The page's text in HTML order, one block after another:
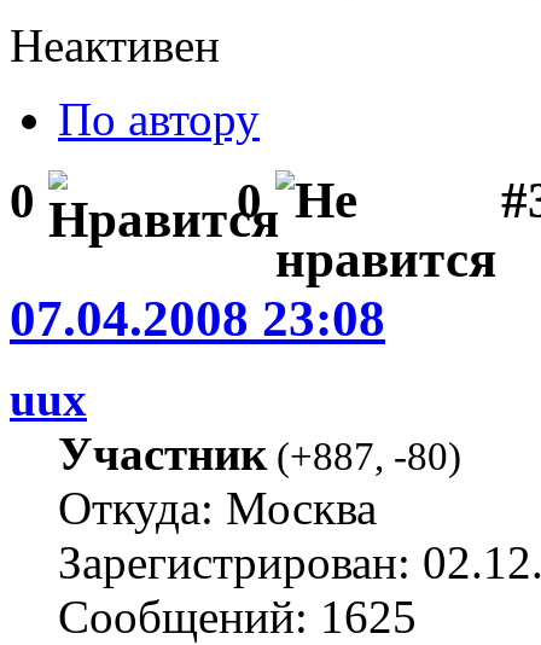
Неактивен
По автору
0 0
07.04.2008 23:08
uux
Участник(+887, -80)
Откуда: Москва
Зарегистрирован:
Сообщений: 1625